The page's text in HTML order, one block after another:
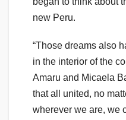
new Peru.
“Those dreams also
in the interior of the
Amaru and Micaela
that all united, no
wherever we are, we